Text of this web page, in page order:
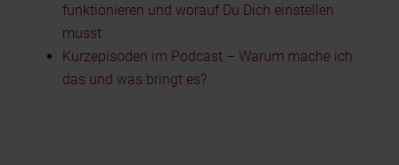
funktionieren und worauf Du Dich einstellen
musst
Kurzepisoden im Podcast – Warum mache ich
das und was bringt es?